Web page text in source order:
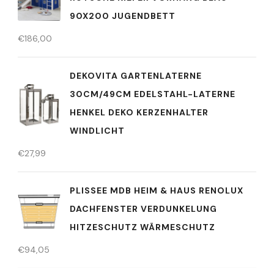
90X200 JUGENDBETT
€186,00
DEKOVITA GARTENLATERNE
30CM/49CM EDELSTAHL-LATERNE
HENKEL DEKO KERZENHALTER
WINDLICHT
€27,99
PLISSEE MDB HEIM & HAUS RENOLUX
DACHFENSTER VERDUNKELUNG
HITZESCHUTZ WÄRMESCHUTZ
€94,05